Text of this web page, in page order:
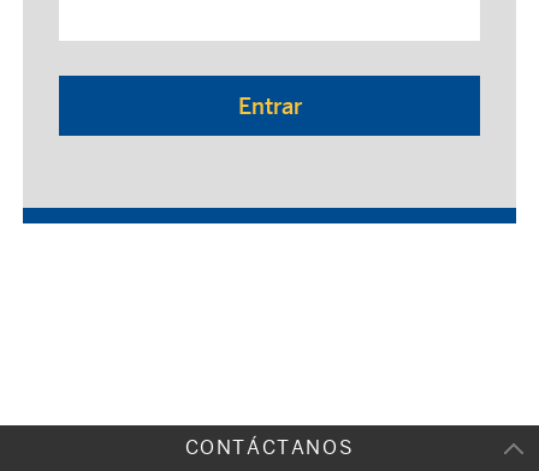
Entrar
CONTÁCTANOS